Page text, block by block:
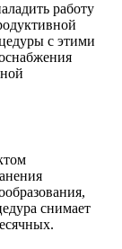
работу
с этими
снимает